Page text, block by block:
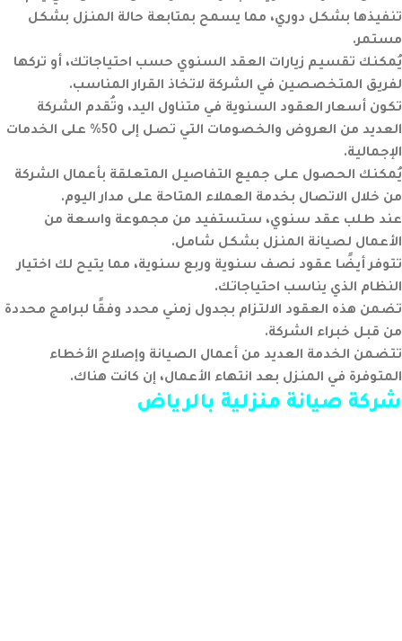
تنفيذها بشكل دوري، مما يسمح بمتابعة حالة المنزل بشكل
مستمر.
يُمكنك تقسيم زيارات العقد السنوي حسب احتياجاتك، أو تركها
لفريق المتخصصين في الشركة لاتخاذ القرار المناسب.
تكون أسعار العقود السنوية في متناول اليد، وتُقدم الشركة
العديد من العروض والخصومات التي تصل إلى 50% على الخدمات
الإجمالية.
يُمكنك الحصول على جميع التفاصيل المتعلقة بأعمال الشركة
من خلال الاتصال بخدمة العملاء المتاحة على مدار اليوم.
عند طلب عقد سنوي، ستستفيد من مجموعة واسعة من
الأعمال لصيانة المنزل بشكل شامل.
تتوفر أيضًا عقود نصف سنوية وربع سنوية، مما يتيح لك اختيار
النظام الذي يناسب احتياجاتك.
تضمن هذه العقود الالتزام بجدول زمني محدد وفقًا لبرامج محددة
من قبل خبراء الشركة.
تتضمن الخدمة العديد من أعمال الصيانة وإصلاح الأخطاء
المتوفرة في المنزل بعد انتهاء الأعمال، إن كانت هناك.
شركة صيانة منزلية بالرياض